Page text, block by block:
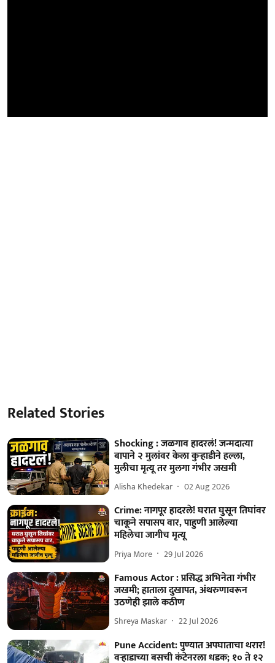
Related Stories
Shocking : जळगाव हादरलं! जन्मदात्या
बापाने २ मुलांवर केला कुऱ्हाडीने हल्ला,
मुलीचा मृत्यू तर मुलगा गंभीर जखमी
Alisha Khedekar 02 Aug 2026
Crime: नागपूर हादरले! घरात घुसून तिघांवर
चाकूने सपासप वार, पाहुणी आलेल्या
महिलेचा जागीच मृत्यू
Priya More 29 Jul 2026
Famous Actor : प्रसिद्ध अभिनेता गंभीर
जखमी; हाताला दुखापत, अंथरुणावरून
उठणेही झाले कठीण
Shreya Maskar 22 Jul 2026
Pune Accident: पुण्यात अपघाताचा थरार!
वऱ्हाडाच्या बसची कंटेनरला धडक; १० ते १२